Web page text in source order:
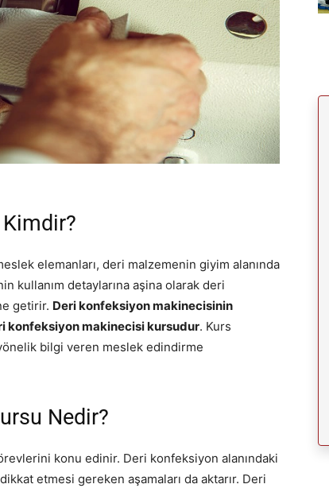
elemanları, deri malzemenin giyim alanında
kullanım detaylarına aşina olarak deri
getirir. Deri konfeksiyon makinecisinin
konfeksiyon makinecisi kursudur. Kurs
bilgi veren meslek edindirme
Nedir?
konu edinir. Deri konfeksiyon alanındaki
etmesi gereken aşamaları da aktarır. Deri